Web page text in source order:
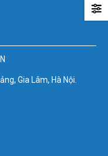
Gia Lâm, Hà Nội.